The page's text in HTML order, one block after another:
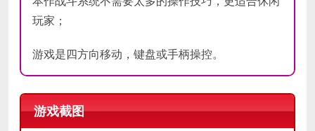
玩家；
游戏是四方向移动，键盘或手柄操控。
游戏截图